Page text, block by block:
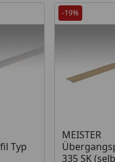
Typ
-19%
MEISTER
335 SK
Produkt am